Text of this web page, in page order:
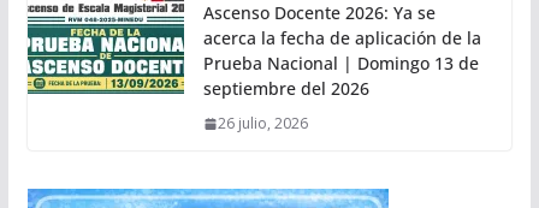
Ascenso Docente 2026: Ya se
acerca la fecha de aplicación de la
Prueba Nacional | Domingo 13 de
septiembre del 2026
26 julio, 2026